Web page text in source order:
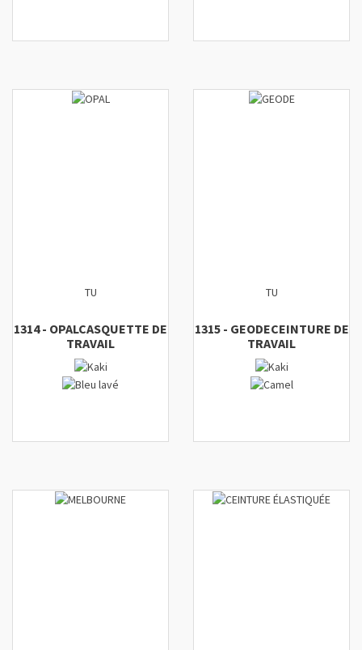
TU
1314- OPALCASQUETTE DE
TRAVAIL
TU
1315- GEODECEINTURE DE
TRAVAIL